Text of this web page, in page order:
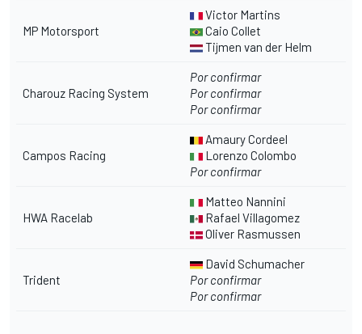
MP Motorsport
Victor Martins
Caio Collet
Tijmen van der Helm
Charouz Racing System
Por confirmar
Por confirmar
Por confirmar
Campos Racing
Amaury Cordeel
Lorenzo Colombo
Por confirmar
HWA Racelab
Matteo Nannini
Rafael Villagomez
Oliver Rasmussen
Trident
David Schumacher
Por confirmar
Por confirmar